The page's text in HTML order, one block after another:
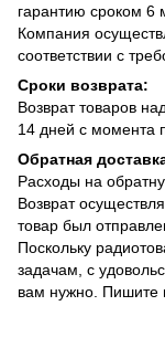
гарантию сроком 6
Компания
соответствии с
Сроки возврата:
Возврат товаров
14 дней с момента
Обратная
Расходы на
Возврат
товар был
Поскольку
задачам, с
вам нужно. Пишите